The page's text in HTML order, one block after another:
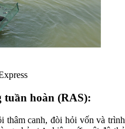
tuần hoàn (RAS):
thâm canh, đòi hỏi vốn và trình